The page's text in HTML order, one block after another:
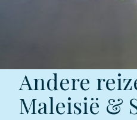
Andere
Maleisië &